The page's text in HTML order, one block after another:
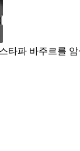
파 바주르를